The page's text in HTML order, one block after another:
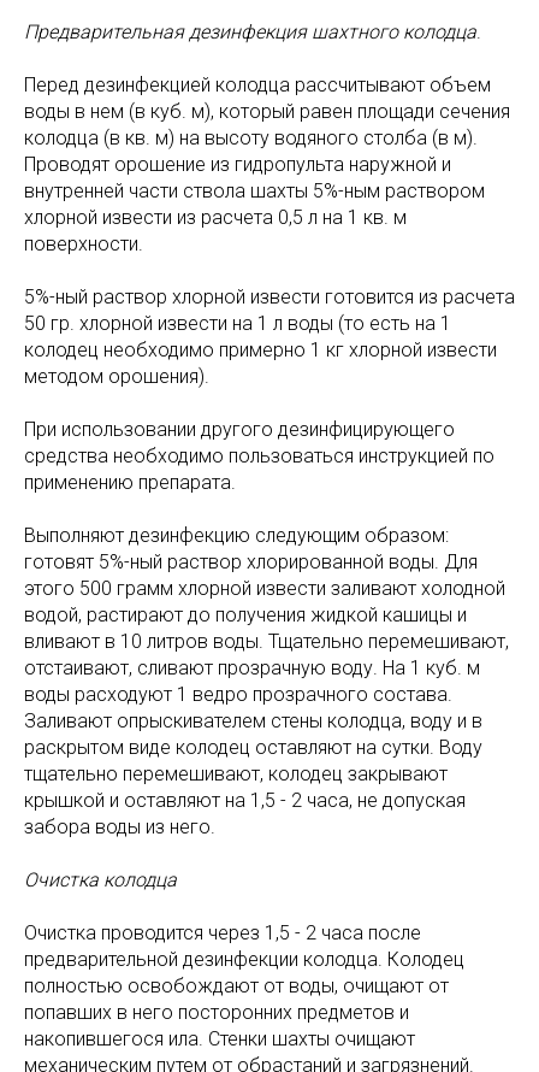
Предварительная дезинфекция шахтного колодца.
Перед дезинфекцией колодца рассчитывают объем
воды в нем (в куб. м), который равен площади сечения
колодца (в кв. м) на высоту водяного столба (в м).
Проводят орошение из гидропульта наружной и
внутренней части ствола шахты 5%-ным раствором
хлорной извести из расчета 0,5 л на 1 кв. м
поверхности.
5%-ный раствор хлорной извести готовится из расчета
50 гр. хлорной извести на 1 л воды (то есть на 1
колодец необходимо примерно 1 кг хлорной извести
методом орошения).
При использовании другого дезинфицирующего
средства необходимо пользоваться инструкцией по
применению препарата.
Выполняют дезинфекцию следующим образом:
готовят 5%-ный раствор хлорированной воды. Для
этого 500 грамм хлорной извести заливают холодной
водой, растирают до получения жидкой кашицы и
вливают в 10 литров воды. Тщательно перемешивают,
отстаивают, сливают прозрачную воду. На 1 куб. м
воды расходуют 1 ведро прозрачного состава.
Заливают опрыскивателем стены колодца, воду и в
раскрытом виде колодец оставляют на сутки. Воду
тщательно перемешивают, колодец закрывают
крышкой и оставляют на 1,5 - 2 часа, не допуская
забора воды из него.
Очистка колодца
Очистка проводится через 1,5 - 2 часа после
предварительной дезинфекции колодца. Колодец
полностью освобождают от воды, очищают от
попавших в него посторонних предметов и
накопившегося ила. Стенки шахты очищают
механическим путем от обрастаний и загрязнений.